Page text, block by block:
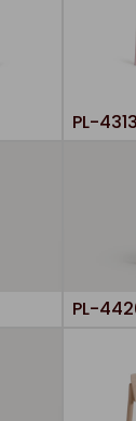
PL-
PL-